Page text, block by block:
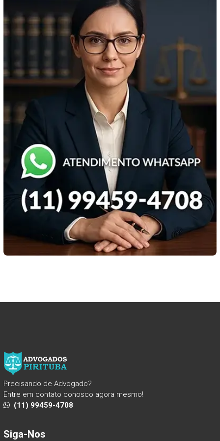
Precisando de Advogado?
Entre em contato conosco agora mesmo!
(11) 99459-4708
Siga-Nos